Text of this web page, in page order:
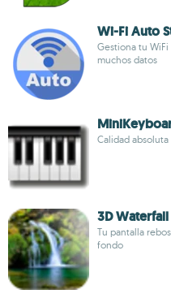
Wi-Fi Auto
Gestiona tu
muchos datos
Calidad
3D
Tu pantalla
fondo